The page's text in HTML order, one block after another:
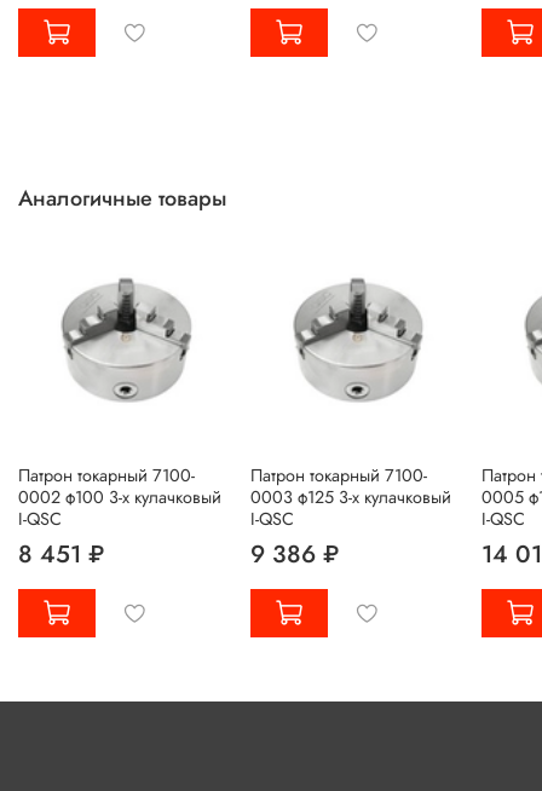
Аналогичные товары
Патрон токарный 7100-
0002 ф100 3-х кулачковый
I-QSC
8 451 ₽
Патрон токарный 7100-
0003 ф125 3-х кулачковый
I-QSC
9 386 ₽
Патрон
0005
I-QSC
14